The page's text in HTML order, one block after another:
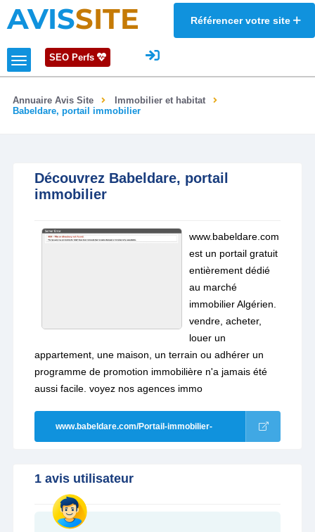
AVISSITE Référencer votre site
SEO Perfs
Annuaire Avis Site
Immobilier et habitat
Babeldare, portail immobilier
Découvrez Babeldare, portail
immobilier
www.babeldare.com
est un portail gratuit
entièrement dédié
au marché
immobilier Algérien.
vendre, acheter,
louer un
appartement, une maison, un terrain ou adhérer un
programme de promotion immobilière n'a jamais été
aussi facile. voyez nos agences immo
www.babeldare.com/Portail-immobilier-
1 avis utilisateur